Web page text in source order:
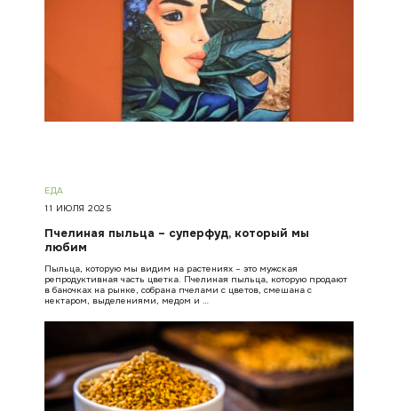
ЕДА
11 ИЮЛЯ 2025
Пчелиная пыльца – суперфуд, который мы
любим
Пыльца, которую мы видим на растениях – это мужская
репродуктивная часть цветка. Пчелиная пыльца, которую продают
в баночках на рынке, собрана пчелами с цветов, смешана с
нектаром, выделениями, медом и …